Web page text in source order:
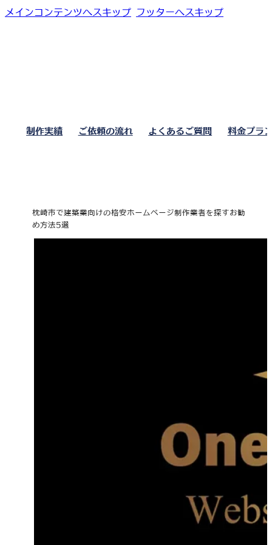
メインコンテンツへスキップ フッターへスキップ
制作実績 ご依頼の流れ よくあるご質問 料金プラ
枕崎市で建築業向けの格安ホームページ制作業者を探すお勧
め方法5選